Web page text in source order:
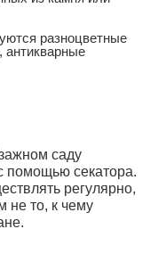
разноцветные
антикварные
саду
помощью секатора.
регулярно,
не то, к чему